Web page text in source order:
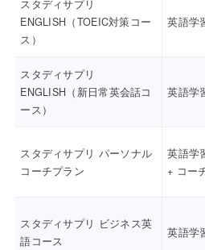
スタディサプリ
ENGLISH（TOEIC対策コー
ス）
英語学
スタディサプリ
ENGLISH（新日常英会話コ
ース）
英語学
スタディサプリ パーソナル
コーチプラン
英語学
+ コー
スタディサプリ ビジネス英
語コース
英語学